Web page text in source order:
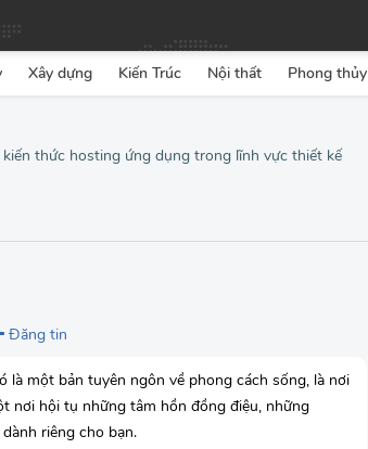
Xây dựng Kiến Trúc Nội thất Phong thủy
thức hosting ứng dụng trong lĩnh vực thiết kế
Đăng tin
là một bản tuyên ngôn về phong cách sống, là nơi
nơi hội tụ những tâm hồn đồng điệu, những
riêng cho bạn.